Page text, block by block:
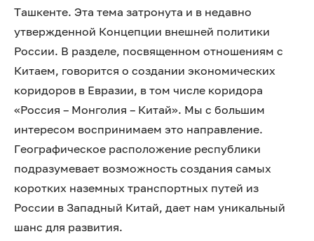
Ташкенте. Эта тема затронута и в недавно
утвержденной Концепции внешней политики
России. В разделе, посвященном отношениям с
Китаем, говорится о создании экономических
коридоров в Евразии, в том числе коридора
«Россия – Монголия – Китай». Мы с большим
интересом воспринимаем это направление.
Географическое расположение республики
подразумевает возможность создания самых
коротких наземных транспортных путей из
России в Западный Китай, дает нам уникальный
шанс для развития.